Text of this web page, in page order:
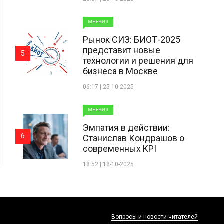
МНЕНИЯ
Рынок СИЗ: БИОТ-2025
представит новые
технологии и решения для
бизнеса в Москве
06:17 | 25-10-2025
5
МНЕНИЯ
Эмпатия в действии:
Станислав Кондрашов о
современных KPI
18:52 | 18-10-2025
6
Вопросы и новости читателей